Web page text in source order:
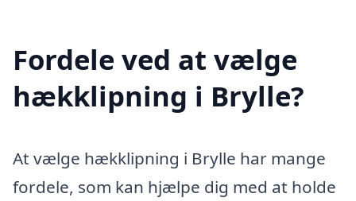
Fordele ved at vælge
hækklipning i Brylle?
At vælge hækklipning i Brylle har mange
fordele, som kan hjælpe dig med at holde